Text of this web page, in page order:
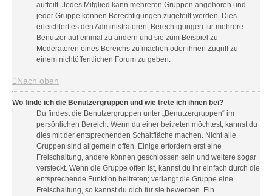
aufteilt. Jedes Mitglied kann mehreren Gruppen angehören und
jeder Gruppe können Berechtigungen zugeteilt werden. Dies
erleichtert es den Administratoren, Berechtigungen für mehrere
Benutzer auf einmal zu ändern und sie zum Beispiel zu
Moderatoren eines Bereichs zu machen oder ihnen Zugriff zu
einem nichtöffentlichen Forum zu geben.
Nach oben
Wo finde ich die Benutzergruppen und wie trete ich ihnen bei?
Du findest die Benutzergruppen unter „Benutzergruppen“ im
persönlichen Bereich. Wenn du einer beitreten möchtest, kannst du
dies mit der entsprechenden Schaltfläche machen. Nicht alle
Gruppen sind allgemein offen. Einige erfordern erst eine
Freischaltung, andere können geschlossen sein und weitere sogar
versteckt. Wenn die Gruppe offen ist, kannst du ihr einfach durch die
entsprechende Funktion beitreten; verlangt die Gruppe eine
Freischaltung, so kannst du dich für sie bewerben. Ein